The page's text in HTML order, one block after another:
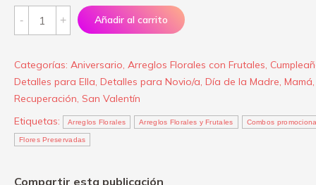
Arreglo
Floral
enamorarte”
quantity
Añadir al carrito
Categorías: Aniversario, Arreglos Florales con Frutales,
Detalles para Ella, Detalles para Novio/a, Día de la Madre, Mamá,
Recuperación, San Valentín
Etiquetas:
Arreglos Florales Arreglos Florales y Frutales Combos
Flores Preservadas
Compartir esta publicación